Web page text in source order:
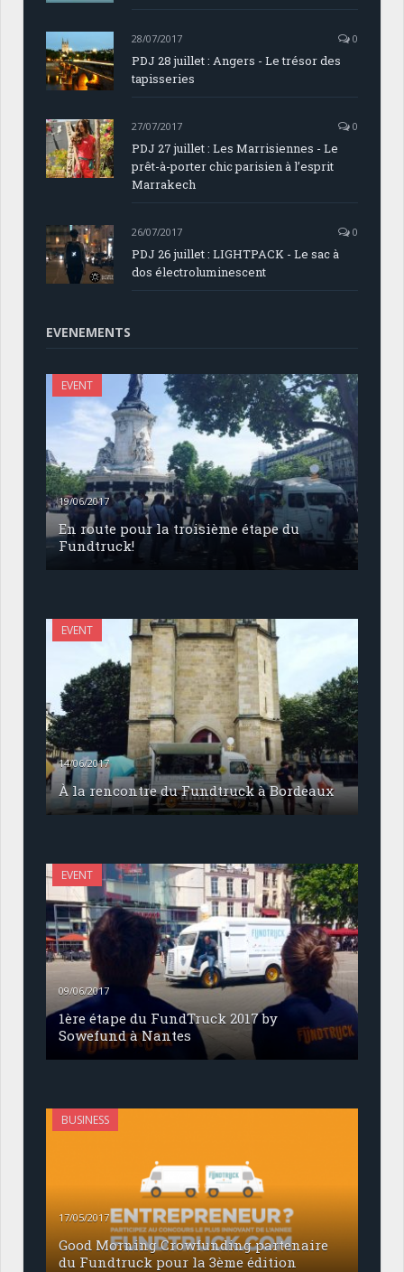
28/07/2017 0
PDJ 28 juillet : Angers - Le trésor des
tapisseries
27/07/2017 0
PDJ 27 juillet : Les Marrisiennes - Le
prêt-à-porter chic parisien à l’esprit
Marrakech
26/07/2017 0
PDJ 26 juillet : LIGHTPACK - Le sac à
dos électroluminescent
EVENEMENTS
EVENT
19/06/2017
En route pour la troisième étape du
Fundtruck!
EVENT
14/06/2017
À la rencontre du Fundtruck à Bordeaux
EVENT
09/06/2017
1ère étape du FundTruck 2017 by
Sowefund à Nantes
BUSINESS
17/05/2017
Good Morning Crowfunding partenaire
du Fundtruck pour la 3ème édition